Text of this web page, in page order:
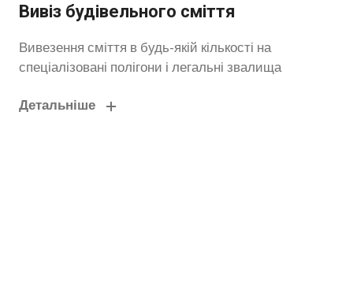
Вивіз будівельного сміття
Вивезення сміття в будь-якій кількості на
спеціалізовані полігони і легальні звалища
Детальніше